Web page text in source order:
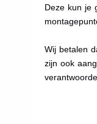
Deze kun je
Wij betalen
zijn ook